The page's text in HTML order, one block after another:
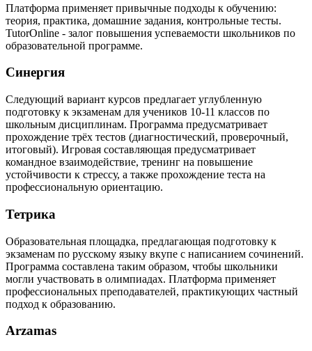
Платформа применяет привычные подходы к обучению:
теория, практика, домашние задания, контрольные тесты.
TutorOnline - залог повышения успеваемости школьников по
образовательной программе.
Синергия
Следующий вариант курсов предлагает углубленную
подготовку к экзаменам для учеников 10-11 классов по
школьным дисциплинам. Программа предусматривает
прохождение трёх тестов (диагностический, проверочный,
итоговый). Игровая составляющая предусматривает
командное взаимодействие, тренинг на повышение
устойчивости к стрессу, а также прохождение теста на
профессиональную ориентацию.
Тетрика
Образовательная площадка, предлагающая подготовку к
экзаменам по русскому языку вкупе с написанием сочинений.
Программа составлена таким образом, чтобы школьники
могли участвовать в олимпиадах. Платформа применяет
профессиональных преподавателей, практикующих частный
подход к образованию.
Arzamas